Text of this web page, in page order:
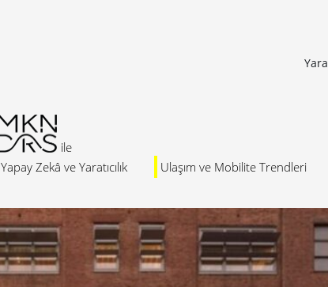
Yapay Zekâ ve Yaratıcılık Ulaşım ve Mobilite Trendleri